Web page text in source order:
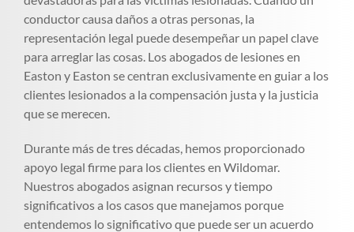
conductor causa daños a otras personas, la
representación legal puede desempeñar un papel clave
para arreglar las cosas. Los abogados de lesiones en
Easton y Easton se centran exclusivamente en guiar a los
clientes lesionados a la compensación justa y la justicia
que se merecen.
Durante más de tres décadas, hemos proporcionado
apoyo legal firme para los clientes en Wildomar.
Nuestros abogados asignan recursos y tiempo
significativos a los casos que manejamos porque
entendemos lo significativo que puede ser un acuerdo